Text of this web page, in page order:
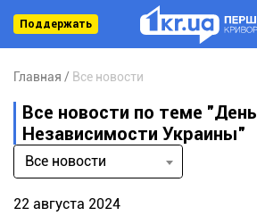
Поддержать
Главная Все новости
Все новости по теме "День
Независимости Украины"
Все новости
22 августа 2024